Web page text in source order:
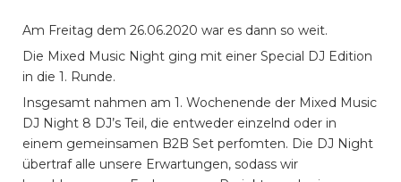
Am Freitag dem 26.06.2020 war es dann so weit.
Die Mixed Music Night ging mit einer Special DJ Edition
in die 1. Runde.
Insgesamt nahmen am 1. Wochenende der Mixed Music
DJ Night 8 DJ’s Teil, die entweder einzelnd oder in
einem gemeinsamen B2B Set perfomten. Die DJ Night
übertraf alle unsere Erwartungen, sodass wir